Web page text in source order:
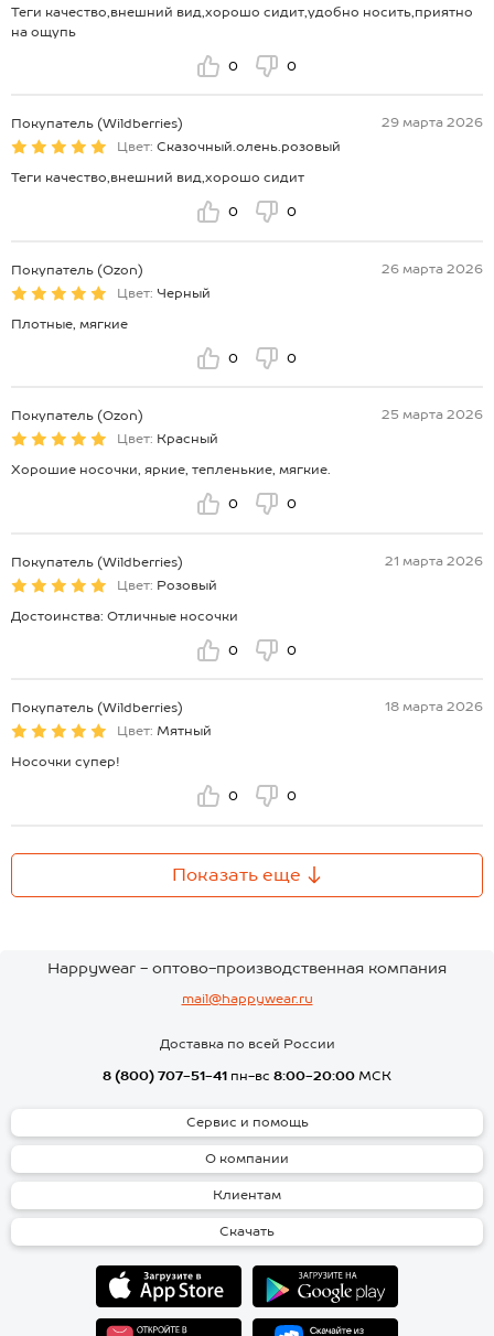
Теги качество,внешний вид,хорошо сидит,удобно носить,приятно
на ощупь
0 0
Покупатель (Wildberries)
29 марта 2026
Цвет: Сказочный.олень.розовый
Теги качество,внешний вид,хорошо сидит
0 0
Покупатель (Ozon)
26 марта 2026
Цвет: Черный
Плотные, мягкие
0 0
Покупатель (Ozon)
25 марта 2026
Цвет: Красный
Хорошие носочки, яркие, тепленькие, мягкие.
0 0
Покупатель (Wildberries)
21 марта 2026
Цвет: Розовый
Достоинства: Отличные носочки
0 0
Покупатель (Wildberries)
18 марта 2026
Цвет: Мятный
Носочки супер!
0 0
Показать еще
Happywear - оптово-производственная компания
mail@happywear.ru
Доставка по всей России
8 (800) 707-51-41 пн-вс 8:00-20:00 МСК
Сервис и помощь
О компании
Клиентам
Скачать